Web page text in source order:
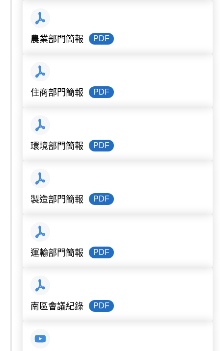
農業部門簡報 PDF
住商部門簡報 PDF
環境部門簡報 PDF
製造部門簡報 PDF
運輸部門簡報 PDF
南區會議紀錄 PDF